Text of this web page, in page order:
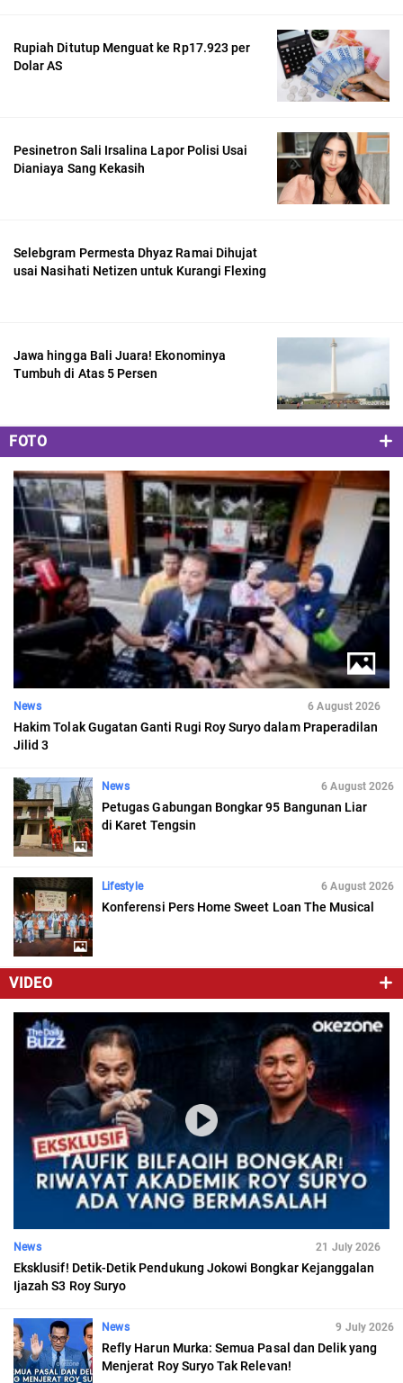
Rupiah Ditutup Menguat ke Rp17.923 per
Dolar AS
Pesinetron Sali Irsalina Lapor Polisi Usai
Dianiaya Sang Kekasih
Selebgram Permesta Dhyaz Ramai Dihujat
usai Nasihati Netizen untuk Kurangi Flexing
Jawa hingga Bali Juara! Ekonominya
Tumbuh di Atas 5 Persen
FOTO
News 6 August 2026
Hakim Tolak Gugatan Ganti Rugi Roy Suryo dalam Praperadilan
Jilid 3
News 6 August 2026
Petugas Gabungan Bongkar 95 Bangunan Liar
di Karet Tengsin
Lifestyle 6 August 2026
Konferensi Pers Home Sweet Loan The Musical
VIDEO
News 21 July 2026
Eksklusif! Detik-Detik Pendukung Jokowi Bongkar Kejanggalan
Ijazah S3 Roy Suryo
News 9 July 2026
Refly Harun Murka: Semua Pasal dan Delik yang
Menjerat Roy Suryo Tak Relevan!